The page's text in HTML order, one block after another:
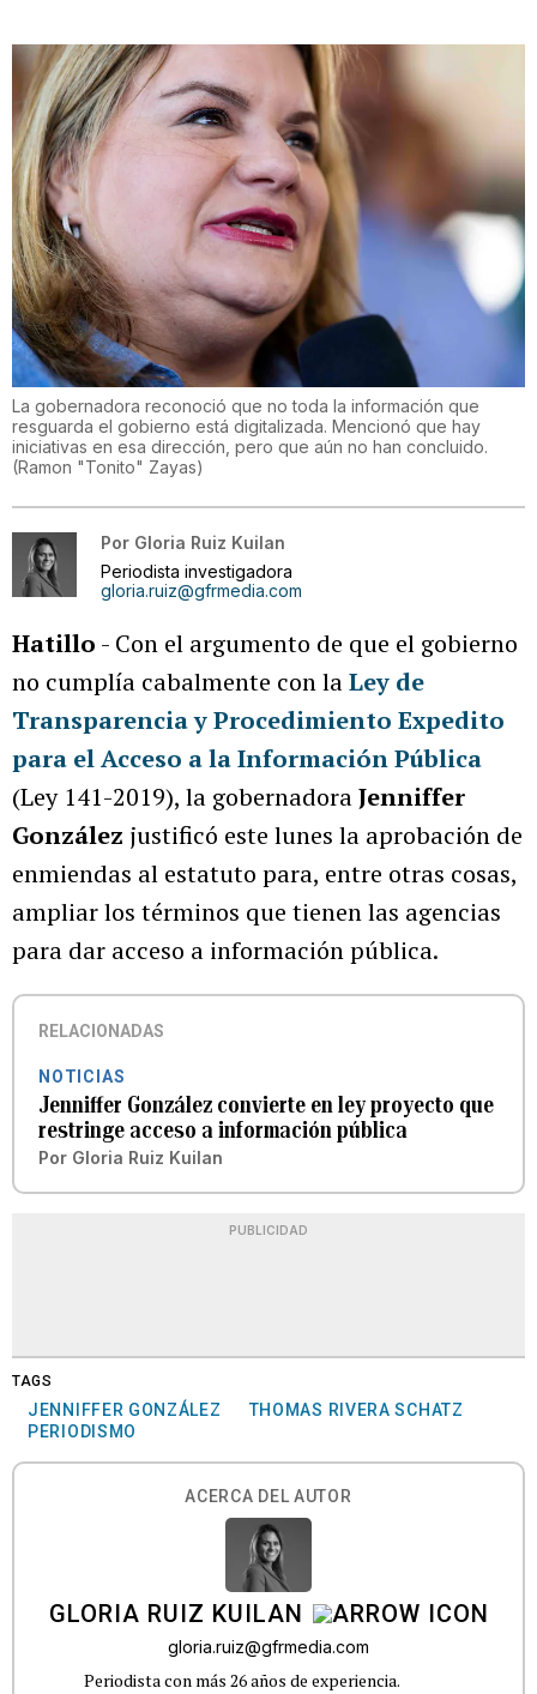
La gobernadora reconoció que no toda la información que
resguarda el gobierno está digitalizada. Mencionó que hay
iniciativas en esa dirección, pero que aún no han concluido.
(Ramon "Tonito" Zayas)
Por Gloria Ruiz Kuilan
Periodista investigadora
gloria.ruiz@gfrmedia.com
Hatillo - Con el argumento de que el gobierno
no cumplía cabalmente con laLey de
Transparencia y Procedimiento Expedito
para el Acceso a la Información Pública
(Ley 141-2019), la gobernadoraJenniffer
González justificó este lunes la aprobación de
enmiendas al estatuto para, entre otras cosas,
ampliar los términos que tienen las agencias
para dar acceso a información pública.
RELACIONADAS
NOTICIAS
Jenniffer González convierte en ley proyecto que
restringe acceso a información pública
Por Gloria Ruiz Kuilan
PUBLICIDAD
TAGS
JENNIFFER GONZÁLEZ
THOMAS RIVERA SCHATZ
PERIODISMO
ACERCA DEL AUTOR
GLORIA RUIZ KUILAN
gloria.ruiz@gfrmedia.com
Periodista con más 26 años de experiencia.